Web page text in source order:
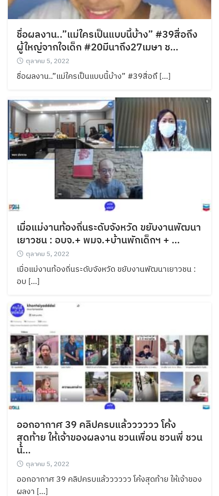
ชื่อผลงาน..”แม่ใครเป็นแบบนี้บ้าง” #39สื่อถึง
ผู้ใหญ่จากใจเด็ก #20มีนาถึง27เมษา ช…
ตุลาคม 5, 2022
ชื่อผลงาน..”แม่ใครเป็นแบบนี้บ้าง” #39สื่อถึ […]
เมื่อแม่งานท้องถิ่นระดับจังหวัด ขยับงานพัฒนา
เยาวชน : อบจ.+ พมจ.+บ้านพักเด็กฯ + …
ตุลาคม 5, 2022
เมื่อแม่งานท้องถิ่นระดับจังหวัด ขยับงานพัฒนาเยาวชน :
อบ […]
ออกอากาศ 39 คลิปครบแล้วววววว โค้ง
สุดท้าย ให้เจ้าของผลงาน ชวนเพื่อน ชวนพี่ ชวน
น้…
ตุลาคม 5, 2022
ออกอากาศ 39 คลิปครบแล้วววววว โค้งสุดท้าย ให้เจ้าของ
ผลงา […]